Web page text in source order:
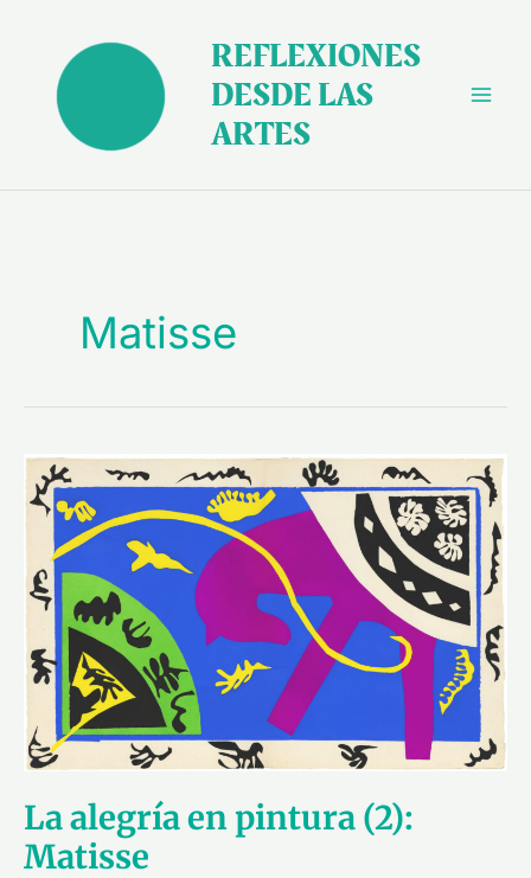
contenido
REFLEXIONES
DESDE LAS
ARTES
Matisse
La alegría en pintura (2):
Matisse
La
alegría
en
pintura
(2):
Matisse